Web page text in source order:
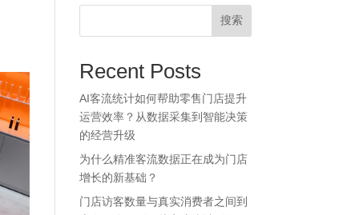
搜索
Recent Posts
AI客流统计如何帮助零售门店提升
运营效率？从数据采集到智能决策
的经营升级
为什么精准客流数据正在成为门店
增长的新基础？
门店访客数量与真实消费者之间到